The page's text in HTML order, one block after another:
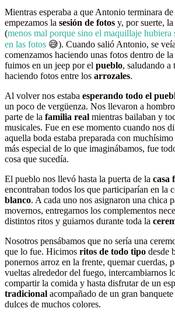
Mientras esperaba a que Antonio terminara de
empezamos la sesión de fotos y, por suerte,
(menos mal porque sino el maquillaje
en las fotos 😅). Cuando salió Antonio, se
comenzamos haciendo unas fotos dentro de
fuimos en un jeep por el pueblo, saludando
haciendo fotos entre los arrozales.
Al volver nos estaba esperando todo el
un poco de vergüenza. Nos llevaron a
parte de la familia real mientras bailaban y
musicales. Fue en ese momento cuando nos
aquella boda estaba preparada con muchísimo
más especial de lo que imaginábamos, fue
cosa que sucedía.
El pueblo nos llevó hasta la puerta de la casa
encontraban todos los que participarían en la
blanco. A cada uno nos asignaron una chica
movernos, entregarnos los complementos
distintos ritos y guiarnos durante toda la
Nosotros pensábamos que no sería una
que lo fue. Hicimos ritos de todo tipo desde
ponernos arroz en la frente, quemar cuerdas,
vueltas alrededor del fuego, intercambiarnos
compartir la comida y hasta disfrutar de un
tradicional acompañado de un gran
dulces de muchos colores.